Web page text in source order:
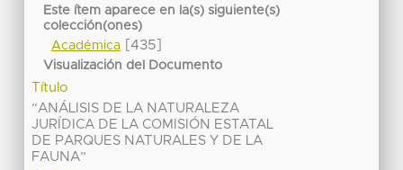
Este ítem aparece en la(s) siguiente(s)
colección(ones)
Académica[435]
Visualización del Documento
Título
“ANÁLISIS DE LA NATURALEZA
JURÍDICA DE LA COMISIÓN ESTATAL
DE PARQUES NATURALES Y DE LA
FAUNA”